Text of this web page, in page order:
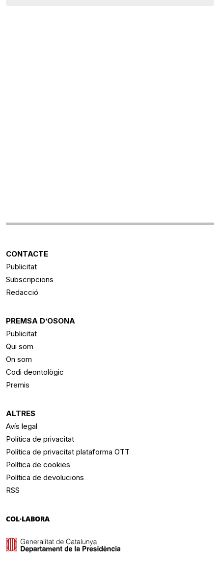
CONTACTE
Publicitat
Subscripcions
Redacció
PREMSA D’OSONA
Publicitat
Qui som
On som
Codi deontològic
Premis
ALTRES
Avís legal
Política de privacitat
Política de privacitat plataforma OTT
Política de cookies
Política de devolucions
RSS
COL·LABORA